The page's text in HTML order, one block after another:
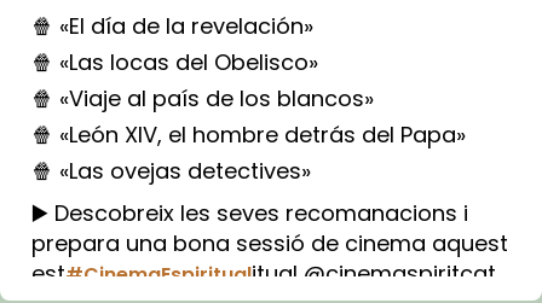
🍿 «El día de la revelación»
🍿 «Las locas del Obelisco»
🍿 «Viaje al país de los blancos»
🍿 «León XIV, el hombre detrás del Papa»
🍿 «Las ovejas detectives»
▶️ Descobreix les seves recomanacions i
prepara una bona sessió de cinema aquest
est#CinemaEspiritualitual @cinemaspiritcat